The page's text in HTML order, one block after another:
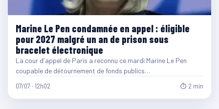
Marine Le Pen condamnée en appel : éligible
pour 2027 malgré un an de prison sous
bracelet électronique
La cour d'appel de Paris a reconnu ce mardi Marine Le Pen
coupable de détournement de fonds publics…
07/07 · 12h02 ⏱ 2 min